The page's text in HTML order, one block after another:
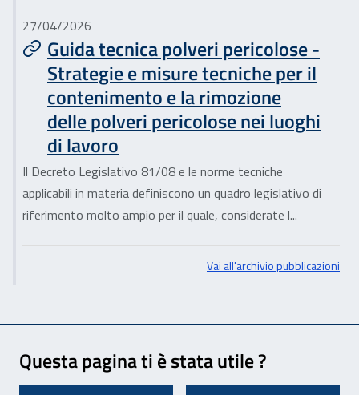
27/04/2026
Guida tecnica polveri pericolose -
Strategie e misure tecniche per il
contenimento e la rimozione
delle polveri pericolose nei luoghi
di lavoro
Il Decreto Legislativo 81/08 e le norme tecniche
applicabili in materia definiscono un quadro legislativo di
riferimento molto ampio per il quale, considerate l...
Vai all'archivio pubblicazioni
Questa pagina ti è stata utile ?